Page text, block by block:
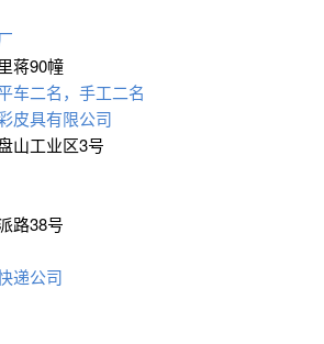
蒋90幢
车二名，手工二名
皮具有限公司
山工业区3号
路38号
递公司